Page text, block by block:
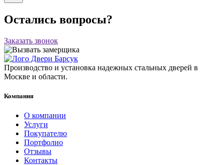
Остались вопросы?
Заказать звонок
Производство и установка надежных стальных дверей в
Москве и области.
Компания
О компании
Услуги
Покупателю
Портфолио
Отзывы
Контакты